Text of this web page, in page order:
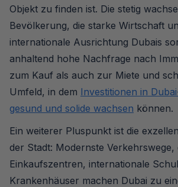
Objekt zu finden ist. Die stetig
Bevölkerung, die starke Wirtschaft
internationale Ausrichtung Dubais
anhaltend hohe Nachfrage nach
zum Kauf als auch zur Miete und
Umfeld, in dem Investitionen in
gesund und solide wachsen können.
Ein weiterer Pluspunkt ist die
der Stadt: Modernste Verkehrswege,
Einkaufszentren, internationale
Krankenhäuser machen Dubai zu